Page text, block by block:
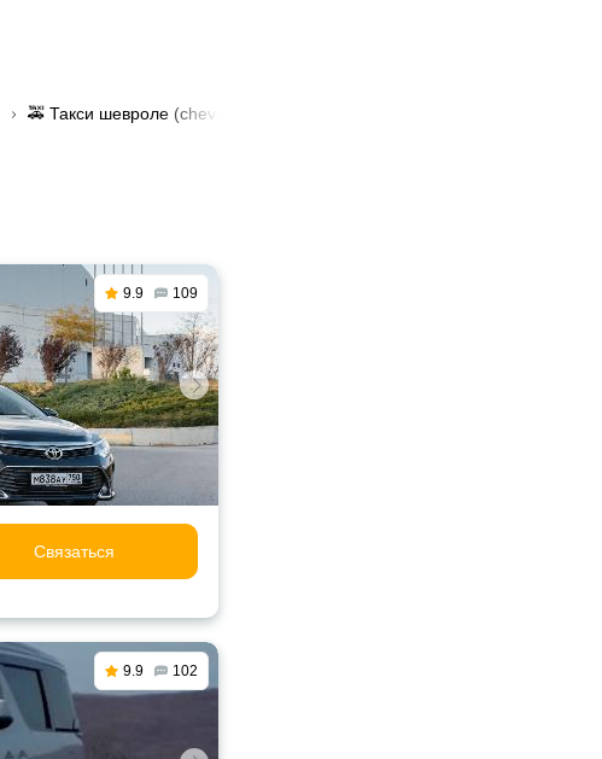
🚕 Такси шевроле (сhevrolet) в Шымкенте
9.9 109
Связаться
9.9 102